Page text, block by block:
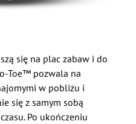
się na plac zabaw i do
Toe™ pozwala na
w pobliżu i
się z samym sobą
Po ukończeniu